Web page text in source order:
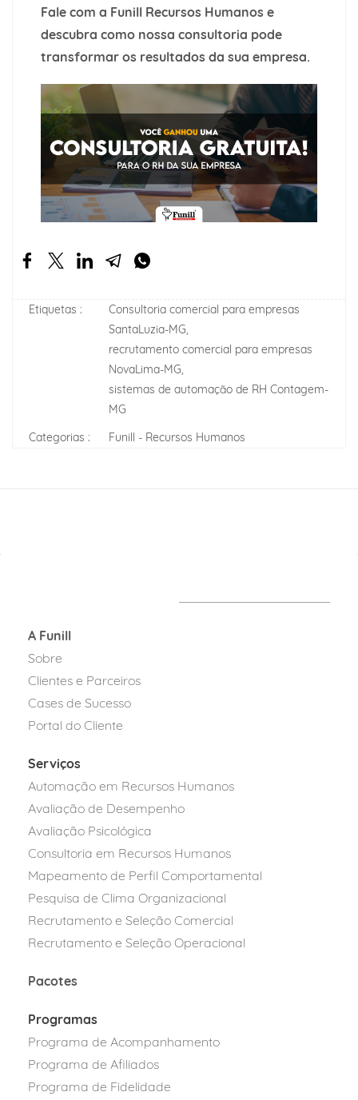
Fale com a Funill Recursos Humanos e
descubra como nossa consultoria pode
transformar os resultados da sua empresa.
Etiquetas :
Consultoria comercial para empresas
SantaLuzia-MG,
recrutamento comercial para empresas
NovaLima-MG,
sistemas de automação de RH Contagem-
MG
Categorias :
Funill - Recursos Humanos
A Funill
Sobre
Clientes e Parceiros
Cases de Sucesso
Portal do Cliente
Serviços
Automação em Recursos Humanos
Avaliação de Desempenho
Avaliação Psicológica
Consultoria em Recursos Humanos
Mapeamento de Perfil Comportamental
Pesquisa de Clima Organizacional
Recrutamento e Seleção Comercial
Recrutamento e Seleção Operacional
Pacotes
Programas
Programa de Acompanhamento
Programa de Afiliados
Programa de Fidelidade